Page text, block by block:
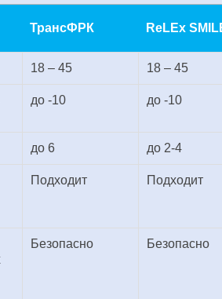
ТрансФРК ReLEx
18 – 45 18 – 45
до -10 до -10
до 6 до 2-4
Подходит Подходит
Безопасно Безопасно